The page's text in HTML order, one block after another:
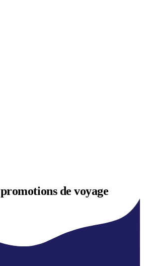
promotions de voyage